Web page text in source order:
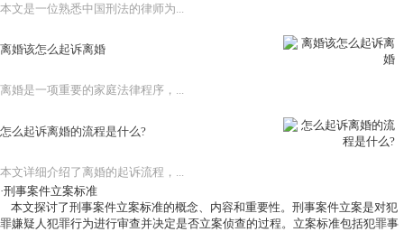
本文是一位熟悉中国刑法的律师为...
离婚该怎么起诉离婚
离婚是一项重要的家庭法律程序，...
怎么起诉离婚的流程是什么?
本文详细介绍了离婚的起诉流程，...
·刑事案件立案标准
本文探讨了刑事案件立案标准的概念、内容和重要性。刑事案件立案是对犯
罪嫌疑人犯罪行为进行审查并决定是否立案侦查的过程。立案标准包括犯罪事